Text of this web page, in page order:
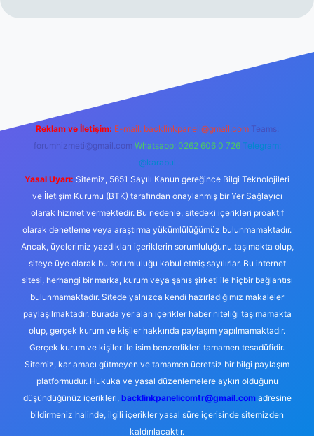
Reklam ve İletişim: E-mail: backlinkpaneli@gmail.com Teams:
forumhizmeti@gmail.com Whatsapp: 0262 606 0 726 Telegram:
@karabul
Yasal Uyarı: Sitemiz, 5651 Sayılı Kanun gereğince Bilgi Teknolojileri
ve İletişim Kurumu (BTK) tarafından onaylanmış bir Yer Sağlayıcı
olarak hizmet vermektedir. Bu nedenle, sitedeki içerikleri proaktif
olarak denetleme veya araştırma yükümlülüğümüz bulunmamaktadır.
Ancak, üyelerimiz yazdıkları içeriklerin sorumluluğunu taşımakta olup,
siteye üye olarak bu sorumluluğu kabul etmiş sayılırlar. Bu internet
sitesi, herhangi bir marka, kurum veya şahıs şirketi ile hiçbir bağlantısı
bulunmamaktadır. Sitede yalnızca kendi hazırladığımız makaleler
paylaşılmaktadır. Burada yer alan içerikler haber niteliği taşımamakta
olup, gerçek kurum ve kişiler hakkında paylaşım yapılmamaktadır.
Gerçek kurum ve kişiler ile isim benzerlikleri tamamen tesadüfidir.
Sitemiz, kar amacı gütmeyen ve tamamen ücretsiz bir bilgi paylaşım
platformudur. Hukuka ve yasal düzenlemelere aykırı olduğunu
düşündüğünüz içerikleri, backlinkpanelicomtr@gmail.comadresine
bildirmeniz halinde, ilgili içerikler yasal süre içerisinde sitemizden
kaldırılacaktır.